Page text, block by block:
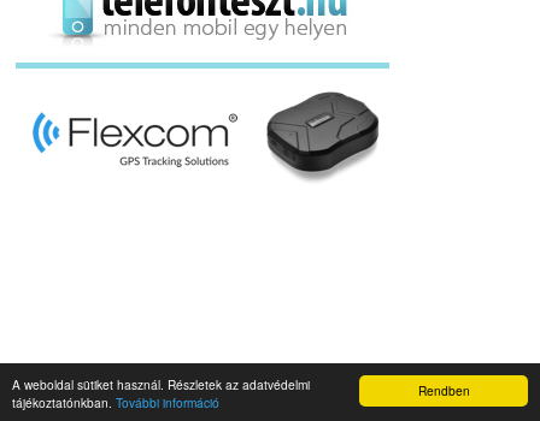
Rendben
A weboldal sütiket használ. Részletek az adatvédelmi
tájékoztatónkban. További információNapidroid.hu 2019